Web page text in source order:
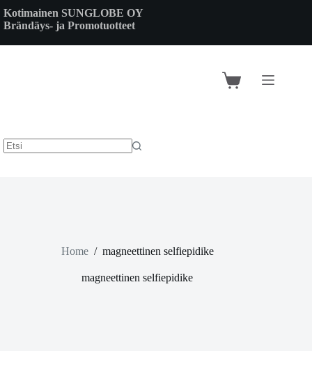
to
content
Kotimainen SUNGLOBE OY
Brändäys- ja Promotuotteet
Shopping
Home / magneettinen selfiepidike
magneettinen selfiepidike